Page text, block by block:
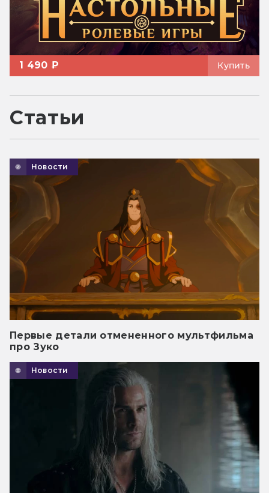
1 490 ₽ Купить
Статьи
Новости
Первые детали отмененного мультфильма
про Зуко
Новости